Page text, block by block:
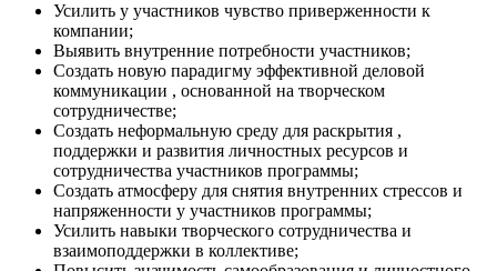
Усилить у участников чувство приверженности к
компании;
Выявить внутренние потребности участников;
Создать новую парадигму эффективной деловой
коммуникации , основанной на творческом
сотрудничестве;
Создать неформальную среду для раскрытия ,
поддержки и развития личностных ресурсов и
сотрудничества участников программы;
Создать атмосферу для снятия внутренних стрессов и
напряженности у участников программы;
Усилить навыки творческого сотрудничества и
взаимоподдержки в коллективе;